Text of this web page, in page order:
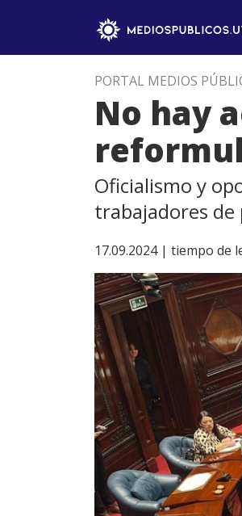
PORTAL MEDIOS
No hay
Oficialismo y
trabajadores
17.09.2024 | tiempo de